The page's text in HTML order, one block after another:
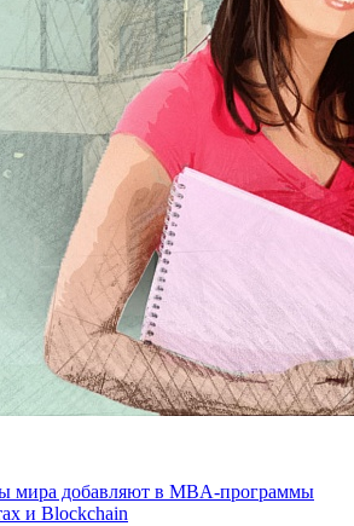
мира добавляют в MBA-программы
и Blockchain